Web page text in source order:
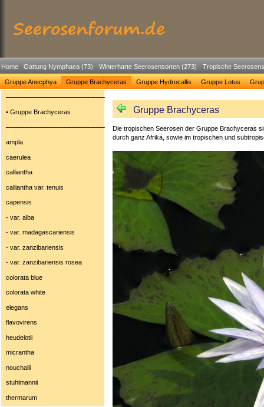
Home Gattung Nymphaea (73) Winterharte Seerosensorten (273) Tropische
Gruppe Anecphya Gruppe Brachyceras Gruppe Hydrocallis Gruppe Lotus
Gruppe Brachyceras
Die tropischen Seerosen der Gruppe Brachyceras
durch ganz Afrika, sowie im tropischen und
─────────────────────
• Gruppe Brachyceras
─────────────────────
ampla
caerulea
calliantha
calliantha var. tenuis
capensis
- var. alba
- var. madagascariensis
- var. zanzibariensis
- var. zanzibariensis rosea
colorata blue
colorata white
elegans
flavovirens
heudelotii
micrantha
nouchalii
stuhlmannii
thermarum